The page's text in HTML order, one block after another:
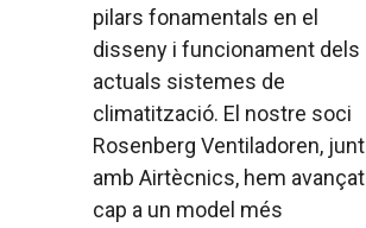
pilars fonamentals en el
disseny i funcionament dels
actuals sistemes de
climatització. El nostre soci
Rosenberg Ventiladoren, junt
amb Airtècnics, hem avançat
cap a un model més